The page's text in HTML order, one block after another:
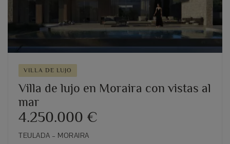
VILLA DE LUJO
Villa de lujo en Moraira con vistas al
mar
4.250.000 €
TEULADA – MORAIRA